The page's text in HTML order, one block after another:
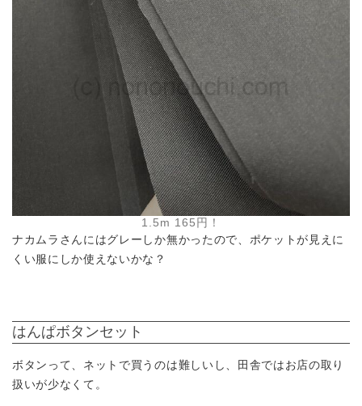
1.5m 165円！
ナカムラさんにはグレーしか無かったので、ポケットが見えに
くい服にしか使えないかな？
はんぱボタンセット
ボタンって、ネットで買うのは難しいし、田舎ではお店の取り
扱いが少なくて。